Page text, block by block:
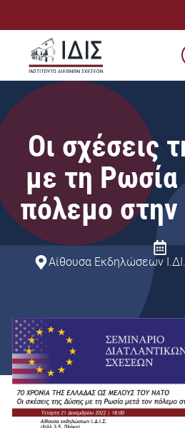
περιεχόμενο
Οι σχέσεις
με τη Ρωσία
πόλεμο στην
Αίθουσα Εκδηλώσεων